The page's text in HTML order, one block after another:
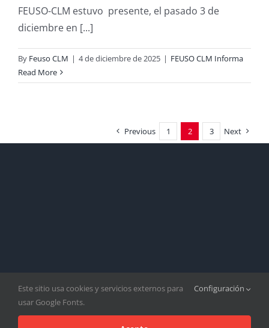
FEUSO-CLM estuvo presente, el pasado 3 de
diciembre en [...]
By Feuso CLM | 4 de diciembre de 2025 | FEUSO CLM Informa
Read More
Previous 1 2 3 Next
Copyright 2022 |
Este sitio usa cookies y servicios externos para
usar Google Fonts.
Configuración